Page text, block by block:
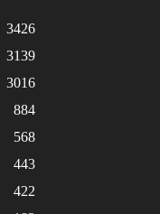
3426
3139
3016
884
568
443
422